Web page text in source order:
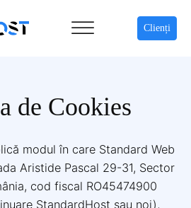
Clienți
de Cookies
modul în care Standard Web
Aristide Pascal 29-31, Sector
cod fiscal RO45474900
StandardHost sau noi),